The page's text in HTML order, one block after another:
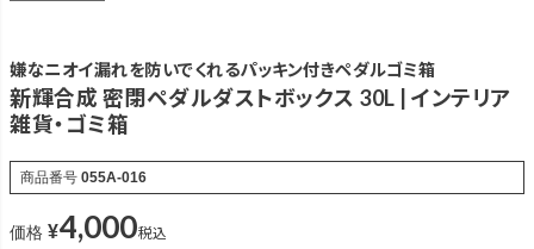
嫌なニオイ漏れを防いでくれるパッキン付きペダルゴミ箱
新輝合成 密閉ペダルダストボックス 30L | インテリア
雑貨・ゴミ箱
商品番号 055A-016
価格 ¥4,000税込